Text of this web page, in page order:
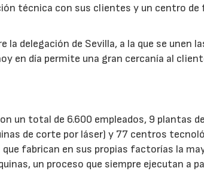
técnica con sus clientes y un centro de
la delegación de Sevilla, a la que se unen
en día permite una gran cercanía al
un total de 6.600 empleados, 9 plantas
de corte por láser) y 77 centros
fabrican en sus propias factorías la
un proceso que siempre ejecutan a